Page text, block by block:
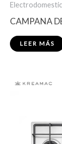
CAMPANA
LEER MÁS